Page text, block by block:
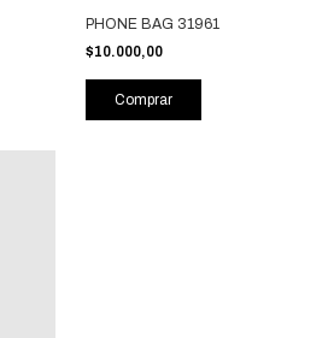
PHONE BAG 31961
$10.000,00
Comprar